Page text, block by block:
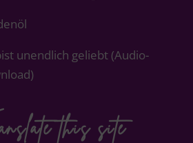
unendlich geliebt (Audio-
this site